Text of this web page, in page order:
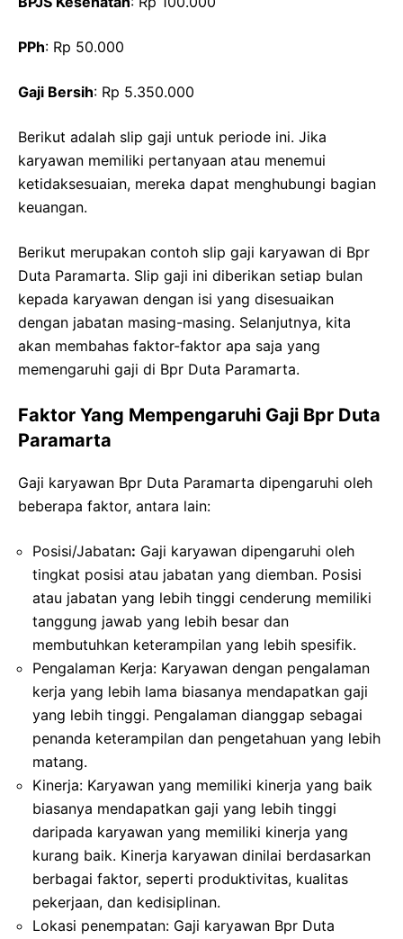
PPh: Rp 50.000
Gaji Bersih: Rp 5.350.000
Berikut adalah slip gaji untuk periode ini. Jika
karyawan memiliki pertanyaan atau menemui
ketidaksesuaian, mereka dapat menghubungi bagian
keuangan.
Berikut merupakan contoh slip gaji karyawan di Bpr
Duta Paramarta. Slip gaji ini diberikan setiap bulan
kepada karyawan dengan isi yang disesuaikan
dengan jabatan masing-masing. Selanjutnya, kita
akan membahas faktor-faktor apa saja yang
memengaruhi gaji di Bpr Duta Paramarta.
Faktor Yang Mempengaruhi Gaji Bpr Duta
Paramarta
Gaji karyawan Bpr Duta Paramarta dipengaruhi oleh
beberapa faktor, antara lain:
Posisi/Jabatan: Gaji karyawan dipengaruhi oleh
tingkat posisi atau jabatan yang diemban. Posisi
atau jabatan yang lebih tinggi cenderung memiliki
tanggung jawab yang lebih besar dan
membutuhkan keterampilan yang lebih spesifik.
Pengalaman Kerja: Karyawan dengan pengalaman
kerja yang lebih lama biasanya mendapatkan gaji
yang lebih tinggi. Pengalaman dianggap sebagai
penanda keterampilan dan pengetahuan yang lebih
matang.
Kinerja: Karyawan yang memiliki kinerja yang baik
biasanya mendapatkan gaji yang lebih tinggi
daripada karyawan yang memiliki kinerja yang
kurang baik. Kinerja karyawan dinilai berdasarkan
berbagai faktor, seperti produktivitas, kualitas
pekerjaan, dan kedisiplinan.
Lokasi penempatan: Gaji karyawan Bpr Duta